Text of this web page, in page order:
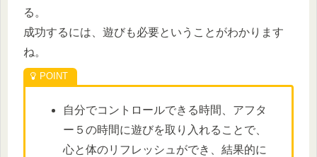
る。
成功するには、遊びも必要ということがわかります
ね。
自分でコントロールできる時間、アフタ
ー５の時間に遊びを取り入れることで、
心と体のリフレッシュができ、結果的に